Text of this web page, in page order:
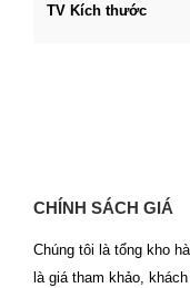
TV Kích thước
CHÍNH SÁCH GIÁ
Chúng tôi là tổng kho
là giá tham khảo,